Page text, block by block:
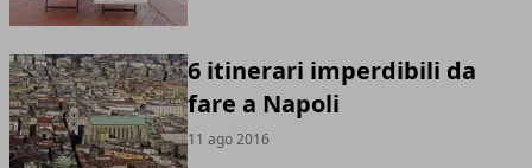
6 itinerari imperdibili da
fare a Napoli
11 ago 2016